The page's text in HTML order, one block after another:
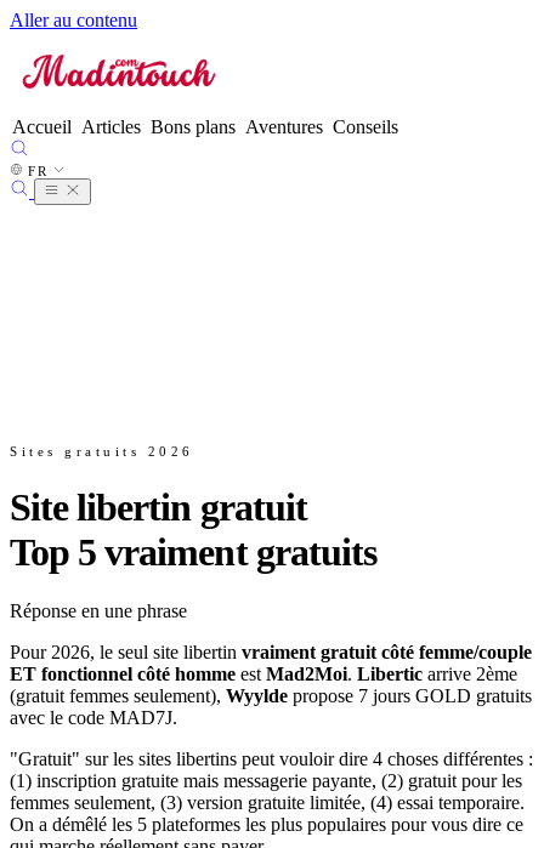
Aller au contenu
Accueil Articles Bons plans Aventures Conseils
FR
EN
ES
IT
PT
Sites gratuits 2026
Site libertin gratuit
Top 5 vraiment gratuits
Réponse en une phrase
Pour 2026, le seul site libertin vraiment gratuit côté femme/couple
ET fonctionnel côté homme est Mad2Moi. Libertic arrive 2ème
(gratuit femmes seulement), Wyylde propose 7 jours GOLD gratuits
avec le code MAD7J.
"Gratuit" sur les sites libertins peut vouloir dire 4 choses différentes :
(1) inscription gratuite mais messagerie payante, (2) gratuit pour les
femmes seulement, (3) version gratuite limitée, (4) essai temporaire.
On a démêlé les 5 plateformes les plus populaires pour vous dire ce